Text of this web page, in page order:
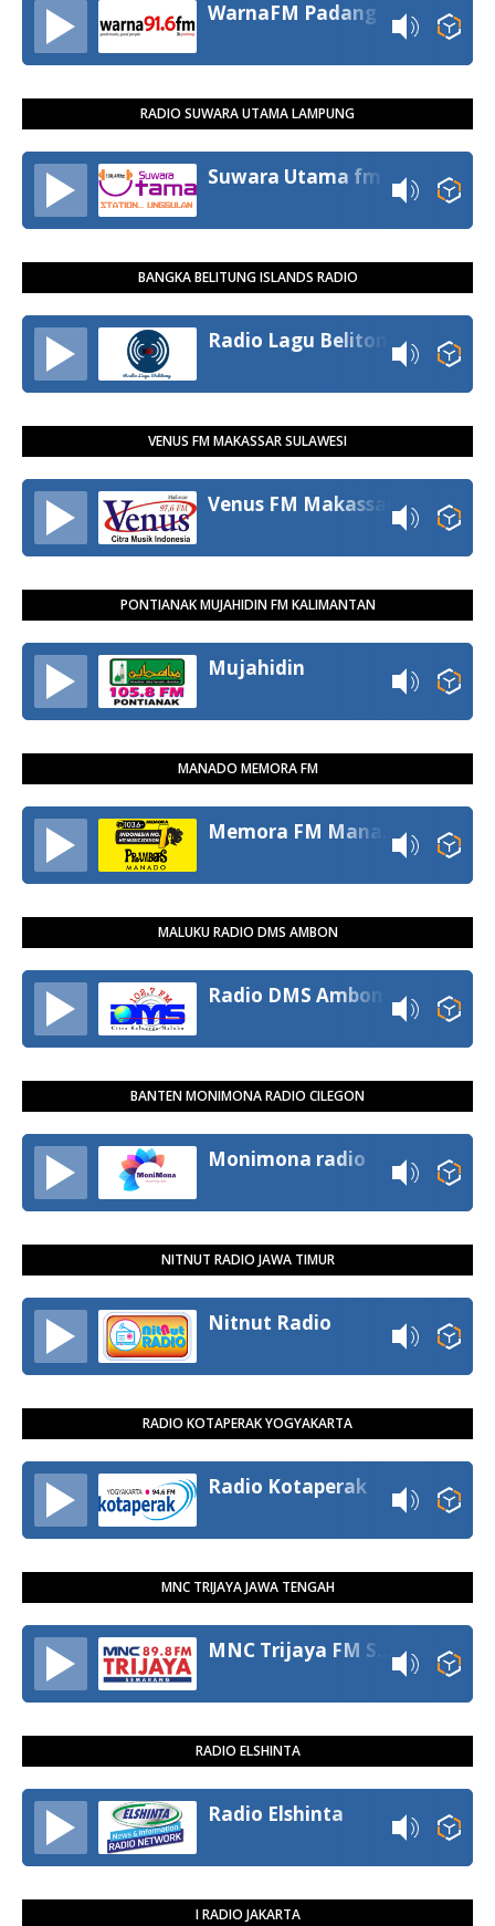
WarnaFM Padang
RADIO SUWARA UTAMA LAMPUNG
Suwara Utama fm
BANGKA BELITUNG ISLANDS RADIO
Radio Lagu Belitong
VENUS FM MAKASSAR SULAWESI
Venus FM Makassar
PONTIANAK MUJAHIDIN FM KALIMANTAN
Mujahidin
MANADO MEMORA FM
MALUKU RADIO DMS AMBON
Radio DMS Ambon
BANTEN MONIMONA RADIO CILEGON
Monimona radio
NITNUT RADIO JAWA TIMUR
Nitnut Radio
RADIO KOTAPERAK YOGYAKARTA
Radio Kotaperak
MNC TRIJAYA JAWA TENGAH
RADIO ELSHINTA
Radio Elshinta
I RADIO JAKARTA